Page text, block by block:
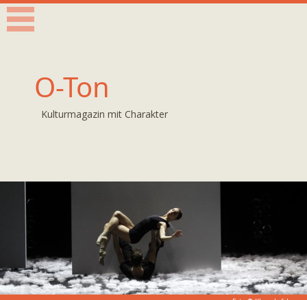
O-Ton
Kulturmagazin mit Charakter